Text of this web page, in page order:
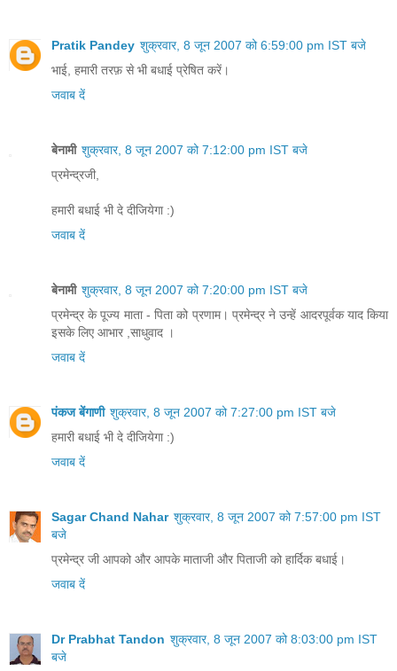
Pratik Pandey शुक्रवार, 8 जून 2007 को 6:59:00 pm IST बजे
भाई, हमारी तरफ़ से भी बधाई प्रेषित करें।
जवाब दें
बेनामी शुक्रवार, 8 जून 2007 को 7:12:00 pm IST बजे
प्रमेन्द्रजी,
हमारी बधाई भी दे दीजियेगा :)
जवाब दें
बेनामी शुक्रवार, 8 जून 2007 को 7:20:00 pm IST बजे
प्रमेन्द्र के पूज्य माता - पिता को प्रणाम। प्रमेन्द्र ने उन्हें आदरपूर्वक याद किया
इसके लिए आभार ,साधुवाद ।
जवाब दें
पंकज बेंगाणी शुक्रवार, 8 जून 2007 को 7:27:00 pm IST बजे
हमारी बधाई भी दे दीजियेगा :)
जवाब दें
Sagar Chand Nahar शुक्रवार, 8 जून 2007 को 7:57:00 pm IST
बजे
प्रमेन्द्र जी आपको और आपके माताजी और पिताजी को हार्दिक बधाई।
जवाब दें
Dr Prabhat Tandon शुक्रवार, 8 जून 2007 को 8:03:00 pm IST
बजे